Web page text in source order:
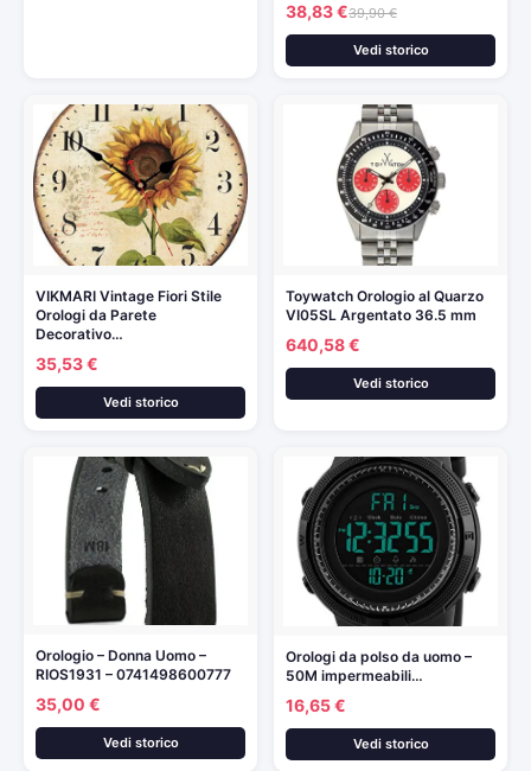
38,83 €39,90 €
Vedi storico
VIKMARI Vintage Fiori Stile
Orologi da Parete
Decorativo…
35,53 €
Vedi storico
Toywatch Orologio al Quarzo
VI05SL Argentato 36.5 mm
640,58 €
Vedi storico
Orologio – Donna Uomo –
RIOS1931 – 0741498600777
35,00 €
Vedi storico
Orologi da polso da uomo –
50M impermeabili…
16,65 €
Vedi storico